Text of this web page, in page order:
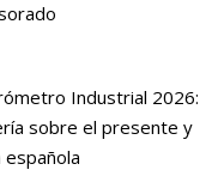
Industrial 2026:
sobre el presente y